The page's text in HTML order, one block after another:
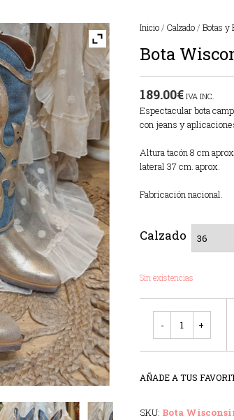
Inicio/ Calzado/ Botas y
Bota
189.00€ IVA INC.
Espectacular bota
con jeans y
Altura tacón 8 cm
lateral 37 cm. aprox.
Fabricación nacional.
Calzado
Sin existencias
AÑADE A TUS
SKU: Bota